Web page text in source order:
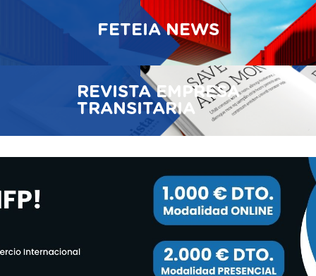
FETEIA NEWS
REVISTA EMPRESA
TRANSITARIA